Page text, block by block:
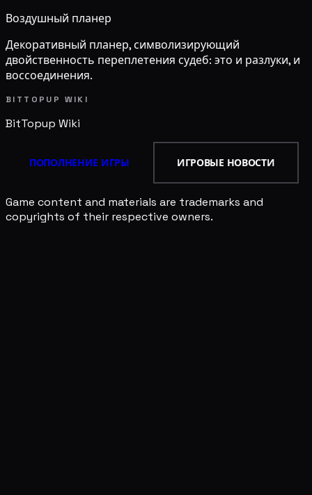
Воздушный планер
Декоративный планер, символизирующий
двойственность переплетения судеб: это и разлуки, и
воссоединения.
BITTOPUP WIKI
BitTopup Wiki
ПОПОЛНЕНИЕ ИГРЫ ИГРОВЫЕ НОВОСТИ
Game content and materials are trademarks and
copyrights of their respective owners.